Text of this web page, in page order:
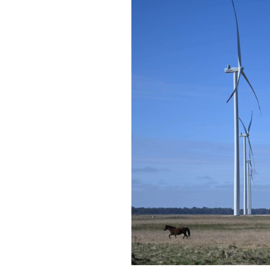
Espectáculos y Área Kids: Shows de
junto a una zona dedicada
Respirar el aire puro del bosque,
taza de chocolate caliente mientras se
escaparse de la rutina este fin de semana
INFORMACIÓN GENERAL DEL EVENTO
Evento: 30° Fiesta Nacional del
Fecha: Fin de semana largo del 17 de
Lugar: Pinar del Norte (Alameda 202 y
Acceso: Libre y gratuito para toda la